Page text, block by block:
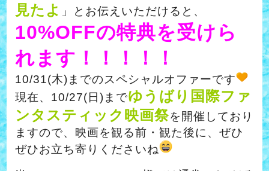
見たよ 」とお伝えいただけると、
10%OFFの特典を受けら
れます！！！！！
10/31(木)までのスペシャルオファーです
現在、10/27(日)までゆうばり国際ファ
ンタスティック映画祭を開催しており
ますので、映画を観る前・観た後に、ぜひ
ぜひお立ち寄りくださいね